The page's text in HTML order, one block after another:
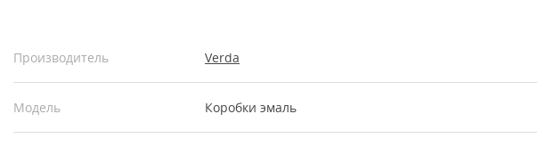
Производитель Verda
Модель Коробки эмаль